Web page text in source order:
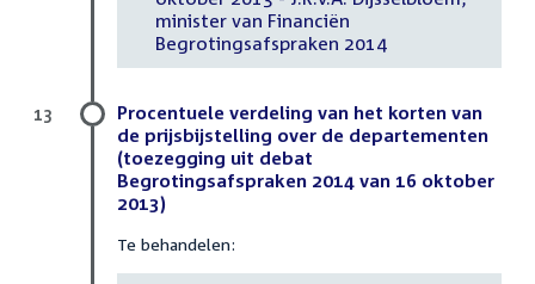
minister van Financiën
Begrotingsafspraken 2014
Procentuele verdeling van het korten van
de prijsbijstelling over de departementen
(toezegging uit debat
Begrotingsafspraken 2014 van 16 oktober
2013)
Te behandelen:
13